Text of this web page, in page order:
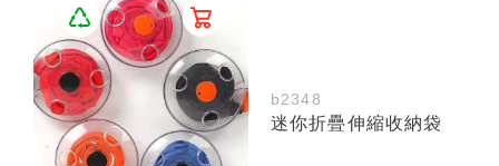
b2348
迷你折疊伸縮收納袋